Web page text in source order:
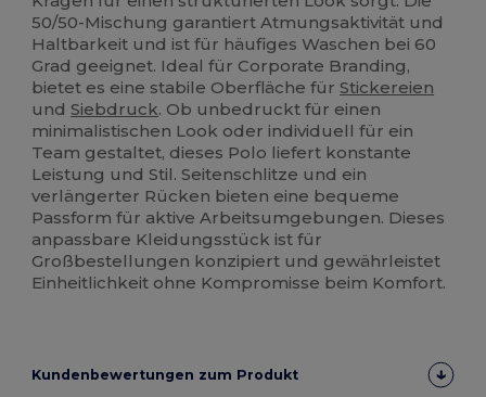
50/50-Mischung garantiert Atmungsaktivität und
Haltbarkeit und ist für häufiges Waschen bei 60
Grad geeignet. Ideal für Corporate Branding,
bietet es eine stabile Oberfläche fürStickereien
undSiebdruck. Ob unbedruckt für einen
minimalistischen Look oder individuell für ein
Team gestaltet, dieses Polo liefert konstante
Leistung und Stil. Seitenschlitze und ein
verlängerter Rücken bieten eine bequeme
Passform für aktive Arbeitsumgebungen. Dieses
anpassbare Kleidungsstück ist für
Großbestellungen konzipiert und gewährleistet
Einheitlichkeit ohne Kompromisse beim Komfort.
Kundenbewertungen zum Produkt